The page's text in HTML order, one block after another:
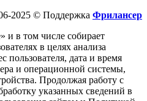
2025 © Поддержка Фрилансер
и в том числе собирает
в целях анализа
пользователя, дата и время
и операционной системы,
Продолжая работу с
указанных сведений в